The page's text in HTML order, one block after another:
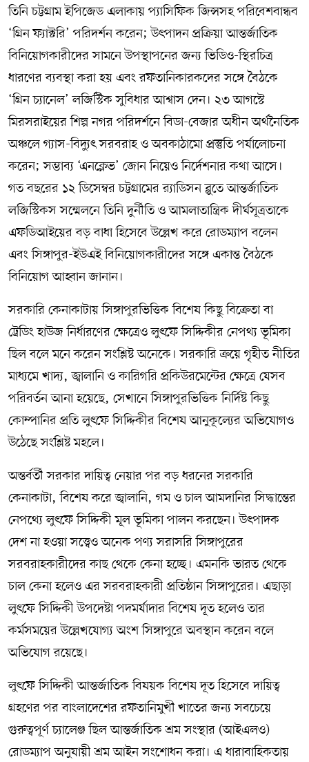
তিনি চট্টগ্রাম ইপিজেড এলাকায় প্যাসিফিক জিন্সসহ পরিবেশবান্ধব
‘গ্রিন ফ্যাক্টরি’ পরিদর্শন করেন; উৎপাদন প্রক্রিয়া আন্তর্জাতিক
বিনিয়োগকারীদের সামনে উপস্থাপনের জন্য ভিডিও-স্থিরচিত্র
ধারণের ব্যবস্থা করা হয় এবং রফতানিকারকদের সঙ্গে বৈঠকে
‘গ্রিন চ্যানেল’ লজিস্টিক সুবিধার আশ্বাস দেন। ২৩ আগস্টে
মিরসরাইয়ের শিল্প নগর পরিদর্শনে বিডা-বেজার অধীন অর্থনৈতিক
অঞ্চলে গ্যাস-বিদ্যুৎ সরবরাহ ও অবকাঠামো প্রস্তুতি পর্যালোচনা
করেন; সম্ভাব্য ‘এনক্লেভ’ জোন নিয়েও নির্দেশনার কথা আসে।
গত বছরের ১২ ডিসেম্বর চট্টগ্রামের র‍্যাডিসন ব্লুতে আন্তর্জাতিক
লজিস্টিকস সম্মেলনে তিনি দুর্নীতি ও আমলাতান্ত্রিক দীর্ঘসূত্রতাকে
এফডিআইয়ের বড় বাধা হিসেবে উল্লেখ করে রোডম্যাপ বলেন
এবং সিঙ্গাপুর-ইউএই বিনিয়োগকারীদের সঙ্গে একান্ত বৈঠকে
বিনিয়োগ আহ্বান জানান।
সরকারি কেনাকাটায় সিঙ্গাপুরভিত্তিক বিশেষ কিছু বিক্রেতা বা
ট্রেডিং হাউজ নির্ধারণের ক্ষেত্রেও লুৎফে সিদ্দিকীর নেপথ্য ভূমিকা
ছিল বলে মনে করেন সংশ্লিষ্ট অনেকে। সরকারি ক্রয়ে গৃহীত নীতির
মাধ্যমে খাদ্য, জ্বালানি ও কারিগরি প্রকিউরমেন্টের ক্ষেত্রে যেসব
পরিবর্তন আনা হয়েছে, সেখানে সিঙ্গাপুরভিত্তিক নির্দিষ্ট কিছু
কোম্পানির প্রতি লুৎফে সিদ্দিকীর বিশেষ আনুকূল্যের অভিযোগও
উঠেছে সংশ্লিষ্ট মহলে।
অন্তর্বর্তী সরকার দায়িত্ব নেয়ার পর বড় ধরনের সরকারি
কেনাকাটা, বিশেষ করে জ্বালানি, গম ও চাল আমদানির সিদ্ধান্তের
নেপথ্যে লুৎফে সিদ্দিকী মূল ভূমিকা পালন করছেন। উৎপাদক
দেশ না হওয়া সত্ত্বেও অনেক পণ্য সরাসরি সিঙ্গাপুরের
সরবরাহকারীদের কাছ থেকে কেনা হচ্ছে। এমনকি ভারত থেকে
চাল কেনা হলেও এর সরবরাহকারী প্রতিষ্ঠান সিঙ্গাপুরের। এছাড়া
লুৎফে সিদ্দিকী উপদেষ্টা পদমর্যাদার বিশেষ দূত হলেও তার
কর্মসময়ের উল্লেখযোগ্য অংশ সিঙ্গাপুরে অবস্থান করেন বলে
অভিযোগ রয়েছে।
লুৎফে সিদ্দিকী আন্তর্জাতিক বিষয়ক বিশেষ দূত হিসেবে দায়িত্ব
গ্রহণের পর বাংলাদেশের রফতানিমুখী খাতের জন্য সবচেয়ে
গুরুত্বপূর্ণ চ্যালেঞ্জ ছিল আন্তর্জাতিক শ্রম সংস্থার (আইএলও)
রোডম্যাপ অনুযায়ী শ্রম আইন সংশোধন করা। এ ধারাবাহিকতায়